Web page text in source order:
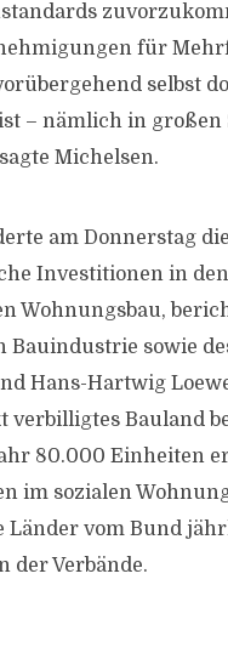
für
selbst
– nämlich in großen
Michelsen.
am Donnerstag
Investitionen in
Wohnungsbau,
Bauindustrie sowie
Hans-Hartwig
verbilligtes Bauland
80.000 Einheiten
im sozialen
vom Bund
der Verbände.